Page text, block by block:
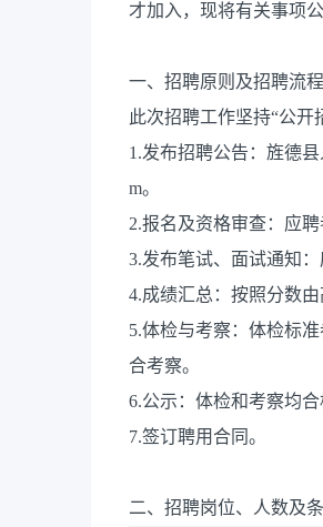
才加入，现将有关事项公
一、招聘原则及招聘流程
此次招聘工作坚持“公开
1.发布招聘公告：旌德县
m。
2.报名及资格审查：应
3.发布笔试、面试通知
4.成绩汇总：按照分数
5.体检与考察：体检标
合考察。
6.公示：体检和考察均
7.签订聘用合同。
二、招聘岗位、人数及